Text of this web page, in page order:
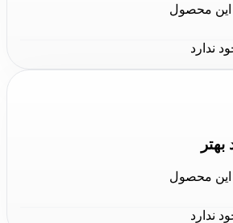
کالا عمران درباره این
اطمینان حاصل می‌کند بلکه به افزایش
و تضمین می‌کند که بخار به
این محصول
ندارد
این محصول
ندارد